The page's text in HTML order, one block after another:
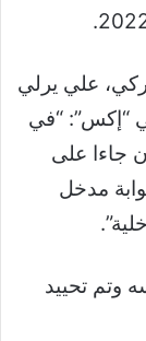
علي يرلي
“إكس”: “في
جاءا على
مدخل
وتم تحييد